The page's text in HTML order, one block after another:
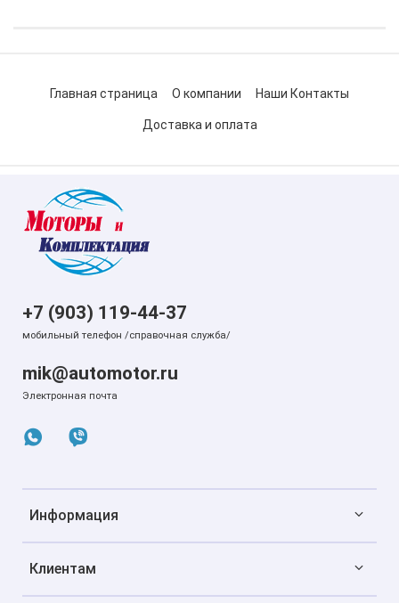
Главная страница О компании Наши Контакты
Доставка и оплата
Информация
Клиентам
+7 (903) 119-44-37
мобильный телефон /справочная служба/
mik@automotor.ru
Электронная почта